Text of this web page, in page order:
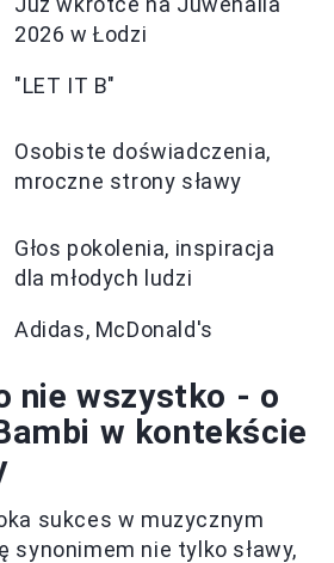
2026 w Łodzi
"LET IT B"
Osobiste doświadczenia,
mroczne strony sławy
Głos pokolenia, inspiracja
dla młodych ludzi
Adidas, McDonald's
nie wszystko - o
w kontekście
sukces w muzycznym
synonimem nie tylko sławy,